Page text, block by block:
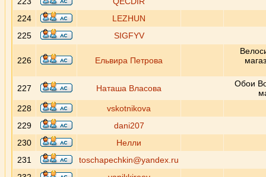
224
LEZHUN
225
SIGFYV
226 Ельвира Петрова
227 Наташа Власова
Обои
228
vskotnikova
229
dani207
230
Нелли
231
toschapechkin@yandex.ru